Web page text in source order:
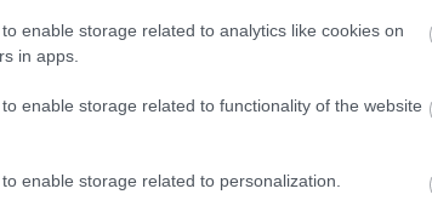
enable storage related to analytics like cookies on
in apps.
enable storage related to functionality of the website
enable storage related to personalization.
εξαγωγές τροφίμων